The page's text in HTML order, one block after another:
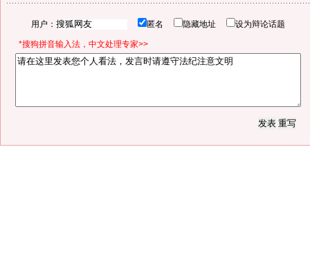
用户： 匿名 隐藏地址 设为辩论话题
*搜狗拼音输入法，中文处理专家>>